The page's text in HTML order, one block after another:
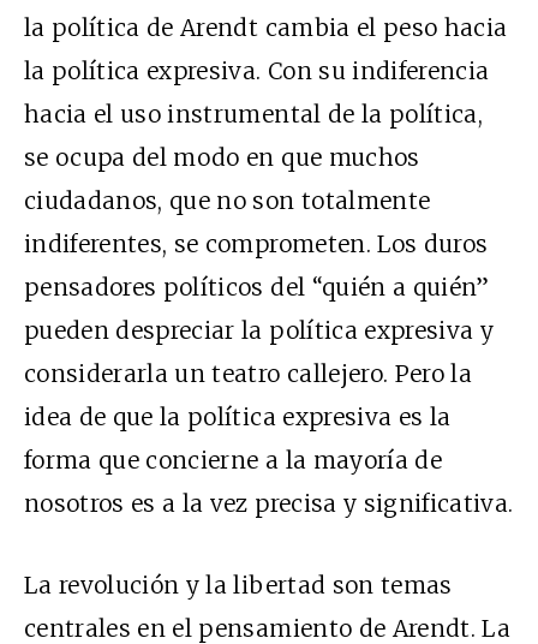
la política de Arendt cambia el peso hacia
la política expresiva. Con su indiferencia
hacia el uso instrumental de la política,
se ocupa del modo en que muchos
ciudadanos, que no son totalmente
indiferentes, se comprometen. Los duros
pensadores políticos del “quién a quién”
pueden despreciar la política expresiva y
considerarla un teatro callejero. Pero la
idea de que la política expresiva es la
forma que concierne a la mayoría de
nosotros es a la vez precisa y significativa.
La revolución y la libertad son temas
centrales en el pensamiento de Arendt. La